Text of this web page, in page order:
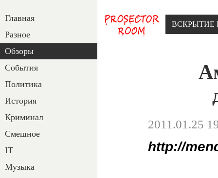
Главная
Разное
Обзоры
События
Политика
История
Криминал
Смешное
IT
Музыка
ВСКРЫТИЕ
2011.01.25
http://